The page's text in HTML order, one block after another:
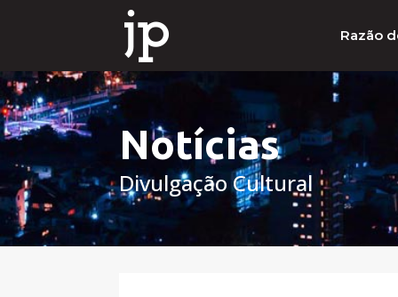
Razão
Notícias
Divulgação Cultural